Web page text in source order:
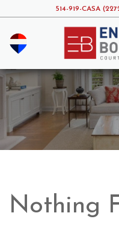
514-919-CASA
Nothing